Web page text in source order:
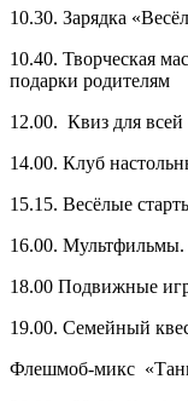
10.30. Зарядка
10.40. Творческая
подарки родителям
12.00. Квиз для всей
14.00. Клуб
15.15. Весёлые
16.00.
18.00 Подвижные
19.00. Семейный
Флешмоб-микс